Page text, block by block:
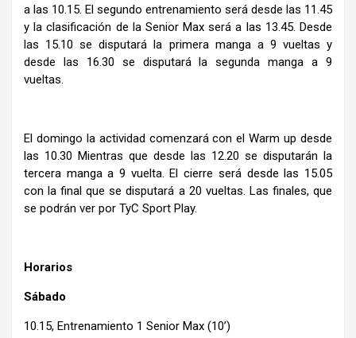
a las 10.15. El segundo entrenamiento será desde las 11.45
y la clasificación de la Senior Max será a las 13.45. Desde
las 15.10 se disputará la primera manga a 9 vueltas y
desde las 16.30 se disputará la segunda manga a 9
vueltas.
El domingo la actividad comenzará con el Warm up desde
las 10.30 Mientras que desde las 12.20 se disputarán la
tercera manga a 9 vuelta. El cierre será desde las 15.05
con la final que se disputará a 20 vueltas. Las finales, que
se podrán ver por TyC Sport Play.
Horarios
Sábado
10.15, Entrenamiento 1 Senior Max (10’)